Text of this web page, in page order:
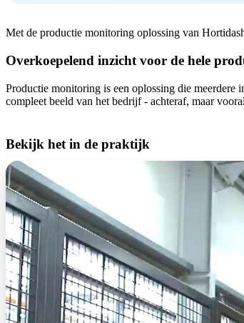
Met de productie monitoring oplossing van
Overkoepelend inzicht voor de hele
Productie monitoring is een oplossing die meerdere
compleet beeld van het bedrijf - achteraf, maar
Bekijk het in de praktijk